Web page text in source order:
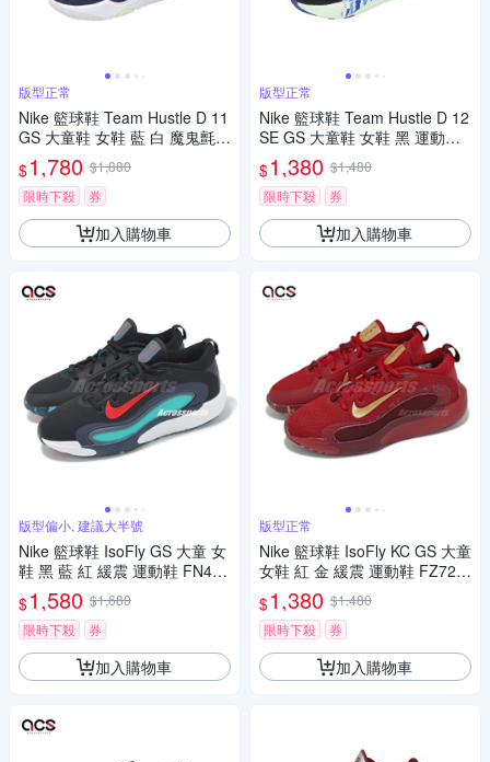
版型正常
Nike 籃球鞋 Team Hustle D 11
GS 大童鞋 女鞋 藍 白 魔鬼氈 D
V8996-401
$1,780 $1,880
限時下殺
券
加入購物車
版型偏小, 建議大半號
Nike 籃球鞋 IsoFly GS 大童 女
鞋 黑 藍 紅 緩震 運動鞋 FN438
4-004
$1,580 $1,680
限時下殺
券
加入購物車
版型正常
Nike 籃球鞋 Team Hustle D 12
SE GS 大童鞋 女鞋 黑 運動鞋 I
Q0815-001
$1,380 $1,480
限時下殺
券
加入購物車
版型正常
Nike 籃球鞋 IsoFly KC GS 大童
女鞋 紅 金 緩震 運動鞋 FZ729
8-600
$1,380 $1,480
限時下殺
券
加入購物車